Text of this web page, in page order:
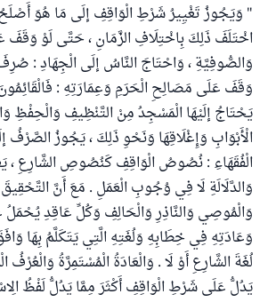
" وَيَجُوزُ تَغْيِيرُ شَرْطِ الْوَاقِفِ إلَى مَا هُوَ
اخْتَلَفَ ذَلِكَ بِاخْتِلَافِ الزَّمَانِ ، حَتَّى لَوْ وَقَفَ
وَالصُّوفِيَّةِ ، وَاحْتَاجَ النَّاسُ إلَى الْجِهَادِ :
وَقَفَ عَلَى مَصَالِحِ الْحَرَمِ وَعِمَارَتِهِ :
يَحْتَاجُ إلَيْهَا الْمَسْجِدُ مِنْ التَّنْظِيفِ وَالْحِفْظِ
الْأَبْوَابِ وَإِغْلَاقِهَا وَنَحْوِ ذَلِكَ ، يَجُوزُ الصَّرْفُ
الْفُقَهَاءِ : نُصُوصُ الْوَاقِفِ كَنُصُوصِ الشَّارِعِ ،
وَالدَّلَالَةِ لَا فِي وُجُوبِ الْعَمَلِ . مَعَ أَنَّ
وَالْمُوصِي وَالنَّاذِرِ وَالْحَالِفِ وَكُلِّ عَاقِدِ
وَعَادَتِهِ فِي خِطَابِهِ وَلُغَتِهِ الَّتِي يَتَكَلَّمُ بِهَا
لُغَةَ الشَّارِعِ أَوْ لَا . وَالْعَادَةُ الْمُسْتَمِرَّةُ
يَدُلُّ عَلَى شَرْطِ الْوَاقِفِ أَكْثَرَ مِمَّا يَدُلُّ لَفْظُ